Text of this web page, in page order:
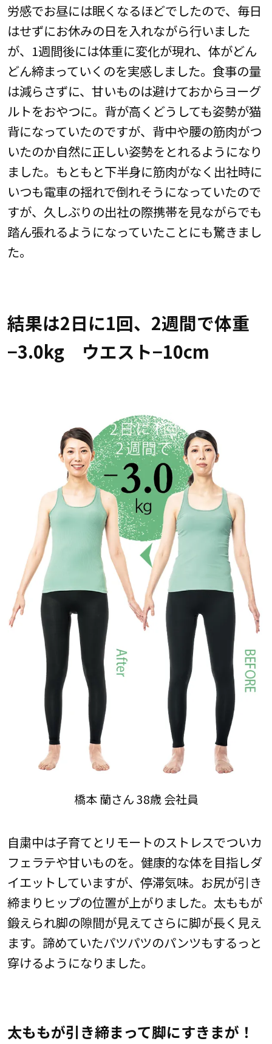
労感でお昼には眠くなるほどでしたので、毎日
はせずにお休みの日を入れながら行いました
が、1週間後には体重に変化が現れ、体がどん
どん締まっていくのを実感しました。食事の量
は減らさずに、甘いものは避けておからヨーグ
ルトをおやつに。背が高くどうしても姿勢が猫
背になっていたのですが、背中や腰の筋肉がつ
いたのか自然に正しい姿勢をとれるようになり
ました。もともと下半身に筋肉がなく出社時に
いつも電車の揺れで倒れそうになっていたので
すが、久しぶりの出社の際携帯を見ながらでも
踏ん張れるようになっていたことにも驚きまし
た。
結果は2日に1回、2週間で体重
−3.0kg ウエスト−10cm
橋本 蘭さん 38歳 会社員
自粛中は子育てとリモートのストレスでついカ
フェラテや甘いものを。健康的な体を目指しダ
イエットしていますが、停滞気味。お尻が引き
締まりヒップの位置が上がりました。太ももが
鍛えられ脚の隙間が見えてさらに脚が長く見え
ます。諦めていたパツパツのパンツもするっと
穿けるようになりました。
太ももが引き締まって脚にすきまが！